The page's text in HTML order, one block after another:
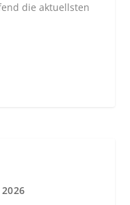
die aktuellsten
2026